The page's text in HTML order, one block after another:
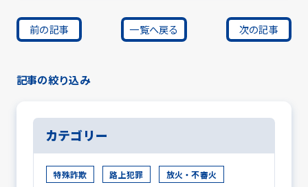
前の記事 一覧へ戻る 次の記事
記事の絞り込み
カテゴリー
特殊詐欺 路上犯罪 放火・不審火